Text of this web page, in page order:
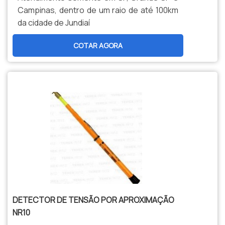
oferece, como varas de manobra e
banqueta isolante com ótima qualidade e
entende que seu melhor destaque é
isso só é possível através do investimento
em equipamentos modernos e
profissionais experientes. A Ritz SP é uma
empresa que tem se destacado da
concorrência por toda seriedade e
qualidade, o que garante o sucesso dos
clientes de ponta a ponta..
Campinas, dentro de um raio de até 100km
da cidade de Jundiaí
COTAR AGORA
DETECTOR DE TENSÃO POR APROXIMAÇÃO
NR10